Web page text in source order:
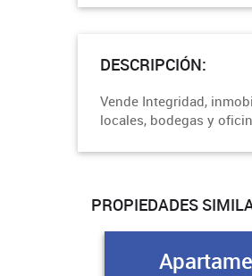
DESCRIPCIÓN:
Vende Integridad,
locales, bodegas y
PROPIEDADES